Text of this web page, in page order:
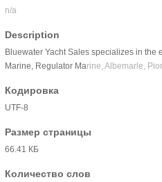
n/a
Description
Bluewater Yacht Sales specializes in
Marine, Regulator Marine, Albemarle,
Кодировка
UTF-8
Размер страницы
66.41 КБ
Количество слов